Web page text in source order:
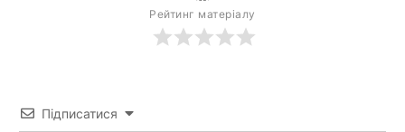
Рейтинг матеріалу
Підписатися